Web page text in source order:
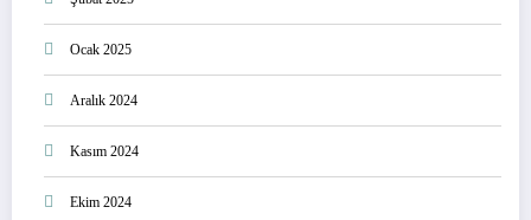
Ocak 2025
Aralık 2024
Kasım 2024
Ekim 2024